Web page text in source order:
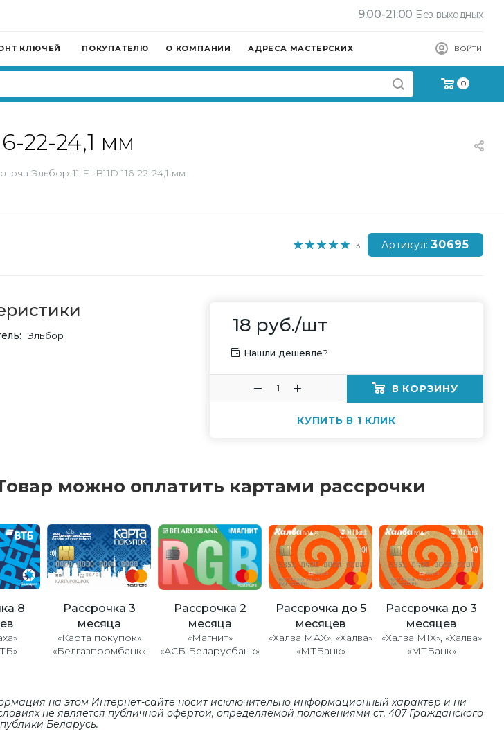
9:00-21:00 Без выходных
ВОЙТИ
КЛЮЧЕЙ ПОКУПАТЕЛЮ О КОМПАНИИ АДРЕСА МАСТЕРСКИХ
0
22-24,1 мм
Эльбор-11 ELB11D 116-22-24,1 мм
3 Артикул: 30695
Эльбор 18 руб./шт
Нашли дешевле?
В КОРЗИНУ
КУПИТЬ В 1 КЛИК
можно оплатить картами рассрочки
8
Рассрочка 3
месяца
«Карта покупок»
«Белгазпромбанк»
Рассрочка 2
месяца
«Магнит»
«АСБ Беларусбанк»
Рассрочка до 5
месяцев
«Халва MAX», «Халва»
«МТБанк»
Рассрочка до 3
месяцев
«Халва MIX», «Халва»
«МТБанк»
на этом Интернет-сайте носит исключительно информационный характер и ни
не является публичной офертой, определяемой положениями cт. 407 Гражданского
Беларусь.